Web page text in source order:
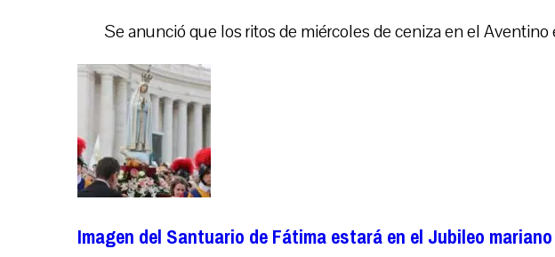
Se anunció que los ritos de miércoles de ceniza en el
Imagen del Santuario de Fátima estará en el Jubileo